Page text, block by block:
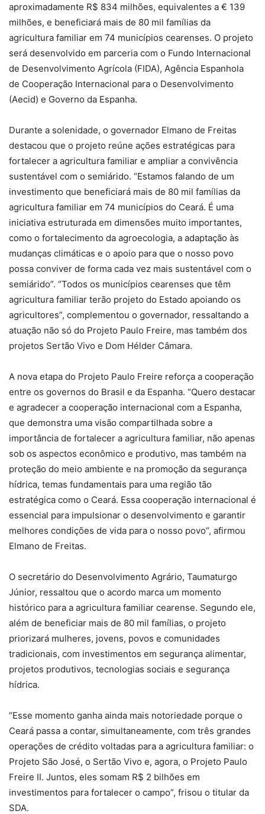
aproximadamente R$ 834 milhões, equivalentes a € 139
milhões, e beneficiará mais de 80 mil famílias da
agricultura familiar em 74 municípios cearenses. O projeto
será desenvolvido em parceria com o Fundo Internacional
de Desenvolvimento Agrícola (FIDA), Agência Espanhola
de Cooperação Internacional para o Desenvolvimento
(Aecid) e Governo da Espanha.
Durante a solenidade, o governador Elmano de Freitas
destacou que o projeto reúne ações estratégicas para
fortalecer a agricultura familiar e ampliar a convivência
sustentável com o semiárido. “Estamos falando de um
investimento que beneficiará mais de 80 mil famílias da
agricultura familiar em 74 municípios do Ceará. É uma
iniciativa estruturada em dimensões muito importantes,
como o fortalecimento da agroecologia, a adaptação às
mudanças climáticas e o apoio para que o nosso povo
possa conviver de forma cada vez mais sustentável com o
semiárido”. “Todos os municípios cearenses que têm
agricultura familiar terão projeto do Estado apoiando os
agricultores”, complementou o governador, ressaltando a
atuação não só do Projeto Paulo Freire, mas também dos
projetos Sertão Vivo e Dom Hélder Câmara.
A nova etapa do Projeto Paulo Freire reforça a cooperação
entre os governos do Brasil e da Espanha. “Quero destacar
e agradecer a cooperação internacional com a Espanha,
que demonstra uma visão compartilhada sobre a
importância de fortalecer a agricultura familiar, não apenas
sob os aspectos econômico e produtivo, mas também na
proteção do meio ambiente e na promoção da segurança
hídrica, temas fundamentais para uma região tão
estratégica como o Ceará. Essa cooperação internacional é
essencial para impulsionar o desenvolvimento e garantir
melhores condições de vida para o nosso povo”, afirmou
Elmano de Freitas.
O secretário do Desenvolvimento Agrário, Taumaturgo
Júnior, ressaltou que o acordo marca um momento
histórico para a agricultura familiar cearense. Segundo ele,
além de beneficiar mais de 80 mil famílias, o projeto
priorizará mulheres, jovens, povos e comunidades
tradicionais, com investimentos em segurança alimentar,
projetos produtivos, tecnologias sociais e segurança
hídrica.
“Esse momento ganha ainda mais notoriedade porque o
Ceará passa a contar, simultaneamente, com três grandes
operações de crédito voltadas para a agricultura familiar: o
Projeto São José, o Sertão Vivo e, agora, o Projeto Paulo
Freire II. Juntos, eles somam R$ 2 bilhões em
investimentos para fortalecer o campo”, frisou o titular da
SDA.